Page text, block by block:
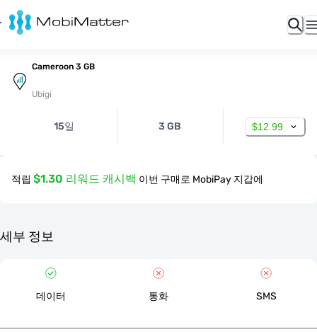
Cameroon 3 GB
Ubigi
15일 3 GB $12.99
적립 $1.30 리워드 캐시백 이번 구매로 MobiPay 지갑에
세부 정보
데이터 통화 SMS